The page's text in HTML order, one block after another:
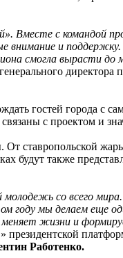
с командой
и
смогла вырасти до
гостей города с
с проектом и
ставропольской
будут также
со всего
году мы делаем еще
жизни и
Работенко.